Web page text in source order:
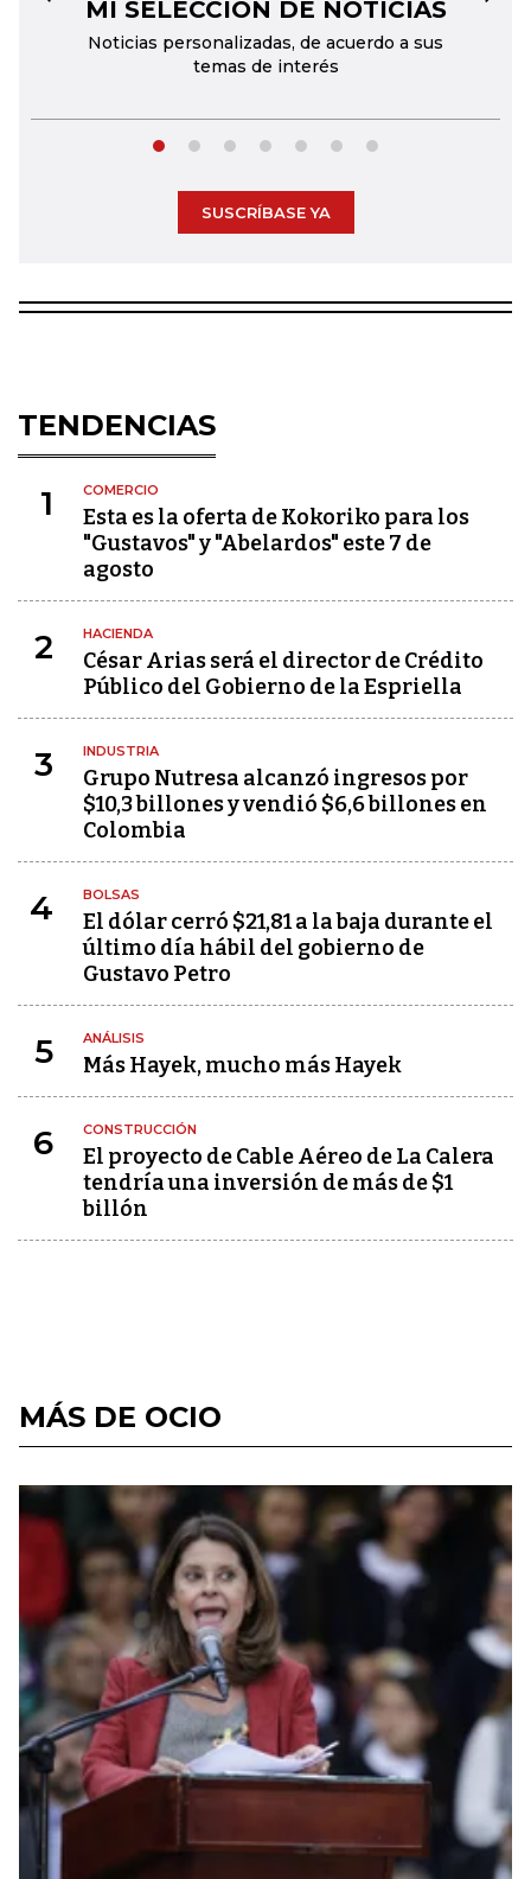
MI SELECCIÓN DE NOTICIAS
Noticias personalizadas, de acuerdo a sus
temas de interés
← →
SUSCRÍBASE YA
TENDENCIAS
1 COMERCIO
Esta es la oferta de Kokoriko para los
"Gustavos" y "Abelardos" este 7 de
agosto
2 HACIENDA
César Arias será el director de Crédito
Público del Gobierno de la Espriella
3 INDUSTRIA
Grupo Nutresa alcanzó ingresos por
$10,3 billones y vendió $6,6 billones en
Colombia
4 BOLSAS
El dólar cerró $21,81 a la baja durante el
último día hábil del gobierno de
Gustavo Petro
5 ANÁLISIS
Más Hayek, mucho más Hayek
6 CONSTRUCCIÓN
El proyecto de Cable Aéreo de La Calera
tendría una inversión de más de $1
billón
MÁS DE OCIO